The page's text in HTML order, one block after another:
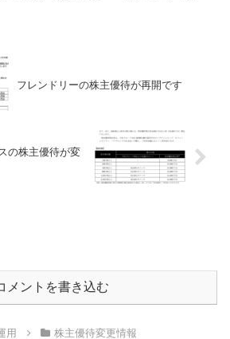
フレンドリーの株主優待が再開です
の株主優待が変
メントを書き込む
用 株主優待変更情報